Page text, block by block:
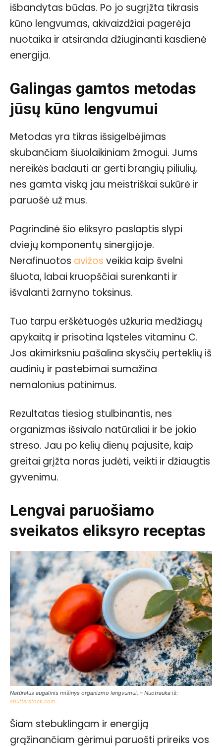
išbandytas būdas. Po jo sugrįžta tikrasis
kūno lengvumas, akivaizdžiai pagerėja
nuotaika ir atsiranda džiuginanti kasdienė
energija.
Galingas gamtos metodas
jūsų kūno lengvumui
Metodas yra tikras išsigelbėjimas
skubančiam šiuolaikiniam žmogui. Jums
nereikės badauti ar gerti brangių piliulių,
nes gamta viską jau meistriškai sukūrė ir
paruošė už mus.
Pagrindinė šio eliksyro paslaptis slypi
dviejų komponentų sinergijoje.
Nerafinuotos avižos veikia kaip švelni
šluota, labai kruopščiai surenkanti ir
išvalanti žarnyno toksinus.
Tuo tarpu erškėtuogės užkuria medžiagų
apykaitą ir prisotina ląsteles vitaminu C.
Jos akimirksniu pašalina skysčių perteklių iš
audinių ir pastebimai sumažina
nemalonius patinimus.
Rezultatas tiesiog stulbinantis, nes
organizmas išsivalo natūraliai ir be jokio
streso. Jau po kelių dienų pajusite, kaip
greitai grįžta noras judėti, veikti ir džiaugtis
gyvenimu.
Lengvai paruošiamo
sveikatos eliksyro receptas
Natūralus augalinis mišinys organizmo lengvumui. – Nuotrauka iš:
shutterstock.com
Šiam stebuklingam ir energiją
grąžinančiam gėrimui paruošti prireiks vos